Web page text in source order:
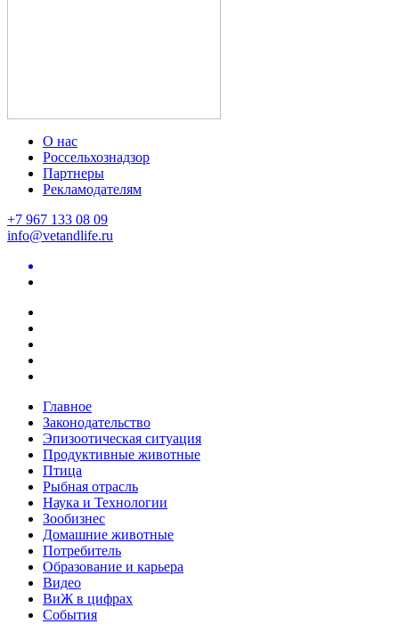
О нас
Россельхознадзор
Партнеры
Рекламодателям
+7 967 133 08 09
info@vetandlife.ru
Главное
Законодательство
Эпизоотическая ситуация
Продуктивные животные
Птица
Рыбная отрасль
Наука и Технологии
Зообизнес
Домашние животные
Потребитель
Образование и карьера
Видео
ВиЖ в цифрах
События